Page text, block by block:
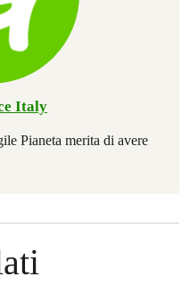
Italy
Pianeta merita di avere